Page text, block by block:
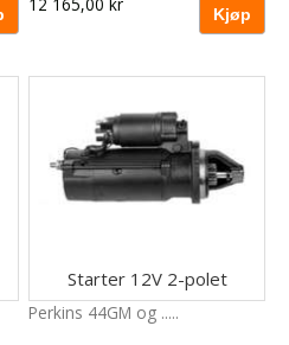
Starter 12V 2-polet
Perkins 44GM og .....